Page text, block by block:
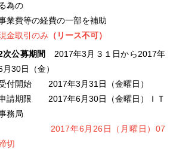
為の
業費等の経費の一部を補助
金取引のみ （リース不可）
次公募期間
2017年3月３１日から2017年
月30日（金）
付開始 2017年3月31日（金曜日）
請期限 2017年6月30日（金曜日）ＩＴ
務局
2017年6月26日（月曜日）07
切